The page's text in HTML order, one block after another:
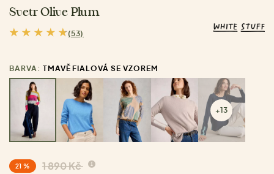
Svetr Olive Plum
(53)
BARVA: TMAVĚ FIALOVÁ SE VZOREM
+13
21 % 1 890 Kč